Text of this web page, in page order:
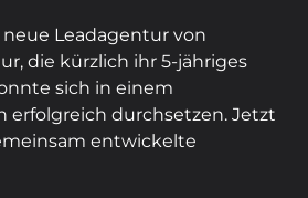
Leadagentur von
die kürzlich ihr 5-jähriges
sich in einem
erfolgreich durchsetzen. Jetzt
entwickelte